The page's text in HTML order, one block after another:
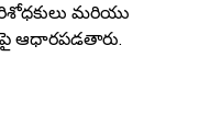
మరియు
ఆధారపడతారు.